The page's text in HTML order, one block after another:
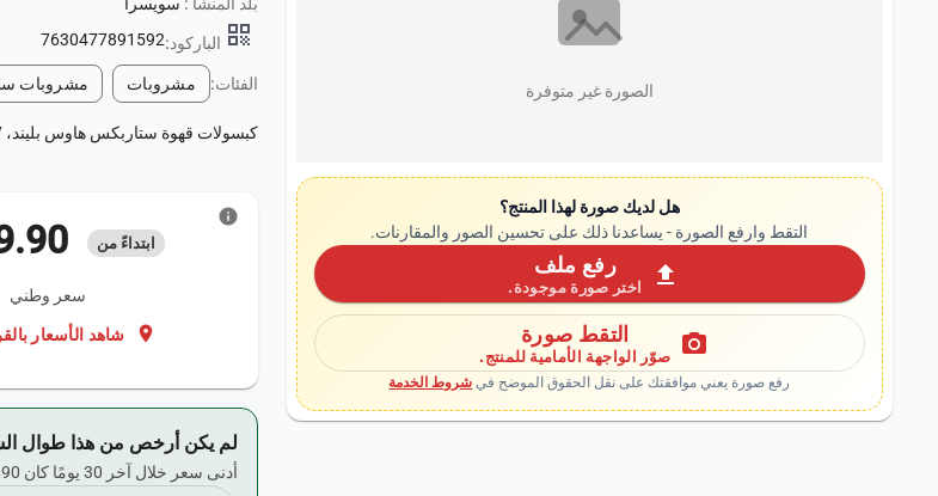
الصورة غير متوفرة
هل لديك صورة لهذا المنتج؟
التقط وارفع الصورة - يساعدنا ذلك على تحسين الصور والمقارنات.
upload رفع ملف
اختر صورة موجودة.
photo_camera التقط صورة
صوّر الواجهة الأمامية للمنتج.
رفع صورة يعني موافقتك على نقل الحقوق الموضح في شروط الخدمة
qr_code الباركود:7630477891592
الفئات: مشروبات مشروبات
كبسولات قهوة ستاربكس هاوس بليند، 57 جرام.
ابتداءً من ‏19.90 ₪
سعر وطني
location_on شاهد الأسعار
info
لم يكن أرخص من هذا طوال
أدنى سعر خلال آخر 30 يومًا كان ‏19.90 ₪.